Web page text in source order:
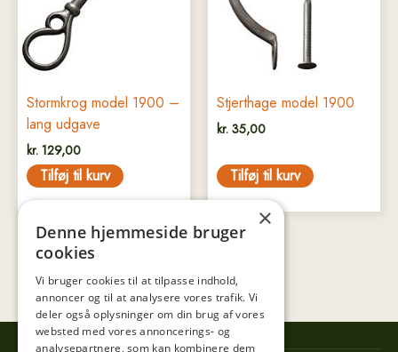
Stormkrog model 1900 –
lang udgave
kr. 129,00
Tilføj til kurv
Stjerthage model 1900
kr. 35,00
Tilføj til kurv
×
Denne hjemmeside bruger
cookies
Vi bruger cookies til at tilpasse indhold,
annoncer og til at analysere vores trafik. Vi
deler også oplysninger om din brug af vores
websted med vores annoncerings- og
analysepartnere, som kan kombinere dem